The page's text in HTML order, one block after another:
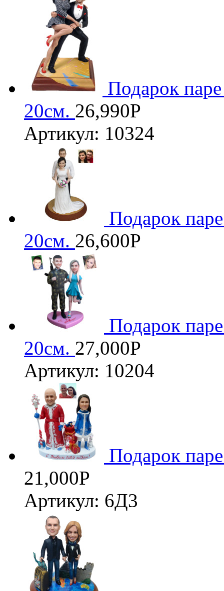
Подарок
20см. 26,990Р
Артикул: 10324
Подарок
20см. 26,600Р
Подарок
20см. 27,000Р
Артикул: 10204
Подарок
21,000Р
Артикул: 6Д3